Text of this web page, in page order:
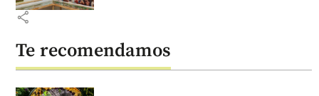
share
Te recomendamos